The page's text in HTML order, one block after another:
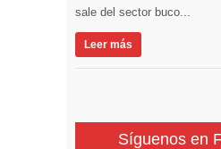
sale del sector buco...
Leer más
Síguenos en